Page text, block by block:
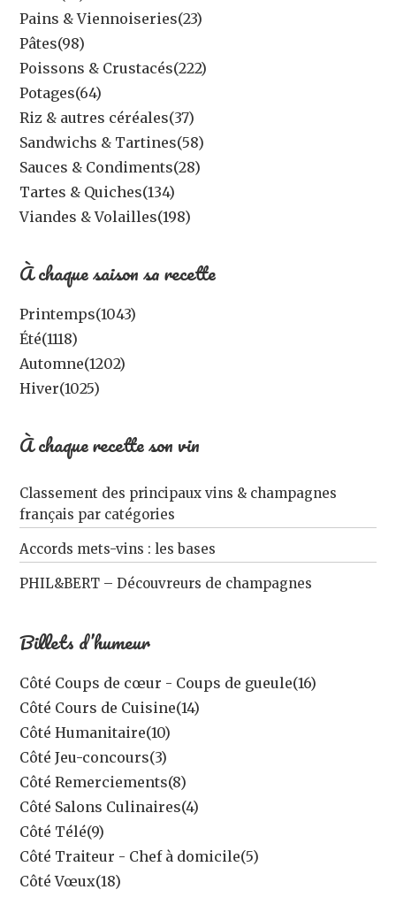
Pains & Viennoiseries(23)
Pâtes(98)
Poissons & Crustacés(222)
Potages(64)
Riz & autres céréales(37)
Sandwichs & Tartines(58)
Sauces & Condiments(28)
Tartes & Quiches(134)
Viandes & Volailles(198)
À chaque saison sa recette
Printemps(1043)
Été(1118)
Automne(1202)
Hiver(1025)
À chaque recette son vin
Classement des principaux vins & champagnes
français par catégories
Accords mets-vins : les bases
PHIL&BERT – Découvreurs de champagnes
Billets d’humeur
Côté Coups de cœur - Coups de gueule(16)
Côté Cours de Cuisine(14)
Côté Humanitaire(10)
Côté Jeu-concours(3)
Côté Remerciements(8)
Côté Salons Culinaires(4)
Côté Télé(9)
Côté Traiteur - Chef à domicile(5)
Côté Vœux(18)